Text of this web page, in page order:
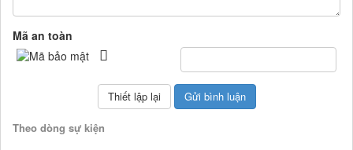
Mã an toàn
Theo dòng sự kiện